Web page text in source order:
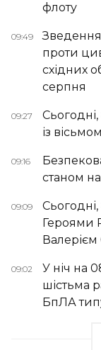
флоту
09:49
Зведення
проти
східних
серпня
09:27
із
09:16
станом
09:09
Героями
09:02
У ніч на
шістьма
БпЛА